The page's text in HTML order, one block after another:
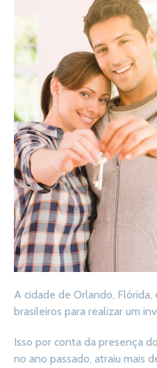
A cidade de Orlando,
brasileiros para realizar um
Isso por conta da presença
no ano passado, atraiu mais